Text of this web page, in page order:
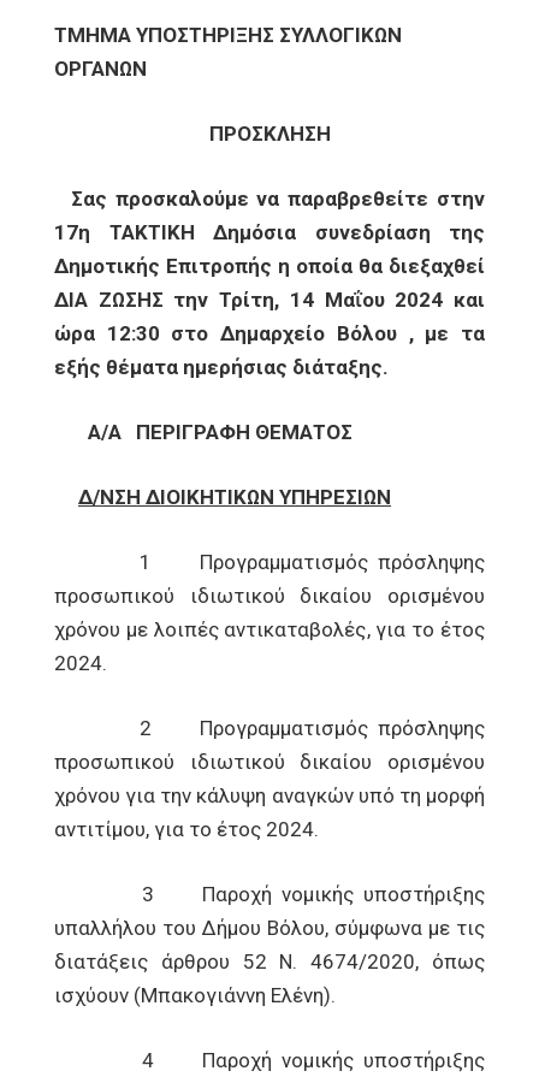
ΤΜΗΜΑ ΥΠΟΣΤΗΡΙΞΗΣ ΣΥΛΛΟΓΙΚΩΝ
ΟΡΓΑΝΩΝ
ΠΡΟΣΚΛΗΣΗ
Σας προσκαλούμε να παραβρεθείτε στην
17η ΤΑΚΤΙΚΗ Δημόσια συνεδρίαση της
Δημοτικής Επιτροπής η οποία θα διεξαχθεί
ΔΙΑ ΖΩΣΗΣ την Τρίτη, 14 Μαΐου 2024 και
ώρα 12:30 στο Δημαρχείο Βόλου , με τα
εξής θέματα ημερήσιας διάταξης.
Α/Α ΠΕΡΙΓΡΑΦΗ ΘΕΜΑΤΟΣ
Δ/ΝΣΗ ΔΙΟΙΚΗΤΙΚΩΝ ΥΠΗΡΕΣΙΩΝ
1 Προγραμματισμός πρόσληψης
προσωπικού ιδιωτικού δικαίου ορισμένου
χρόνου με λοιπές αντικαταβολές, για το έτος
2024.
2 Προγραμματισμός πρόσληψης
προσωπικού ιδιωτικού δικαίου ορισμένου
χρόνου για την κάλυψη αναγκών υπό τη μορφή
αντιτίμου, για το έτος 2024.
3 Παροχή νομικής υποστήριξης
υπαλλήλου του Δήμου Βόλου, σύμφωνα με τις
διατάξεις άρθρου 52 Ν. 4674/2020, όπως
ισχύουν (Μπακογιάννη Ελένη).
4 Παροχή νομικής υποστήριξης